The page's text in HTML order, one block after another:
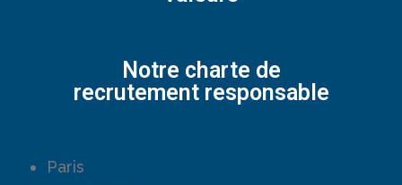
Notre charte de
recrutement responsable
Paris